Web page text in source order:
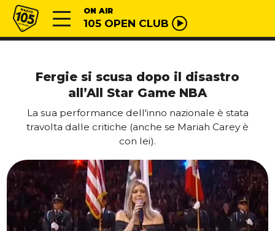
Vai al contenuto
Radio 105 ON AIR
105 OPEN CLUB
Fergie si scusa dopo il disastro
all’All Star Game NBA
La sua performance dell'inno nazionale è stata
travolta dalle critiche (anche se Mariah Carey è
con lei).